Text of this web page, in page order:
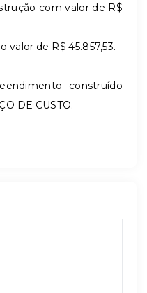
com valor de R$
valor de R$45.857,53.
construído
DE CUSTO.